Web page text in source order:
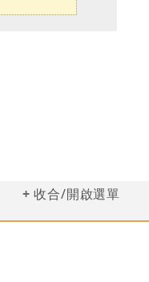
收合/開啟選單